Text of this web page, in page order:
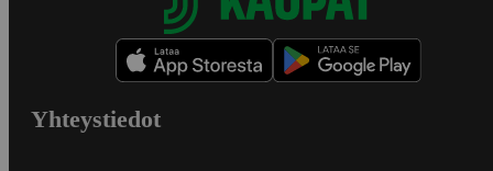
Yhteystiedot